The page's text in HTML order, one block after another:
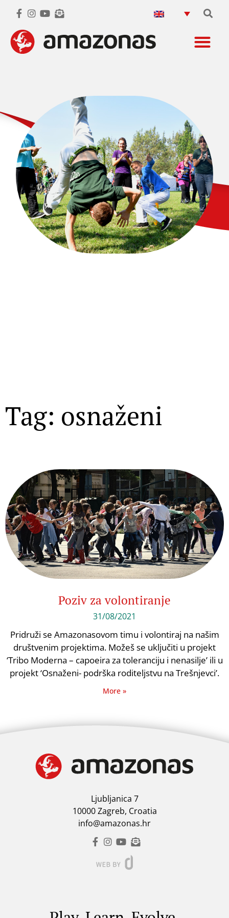
Tag: osnaženi
Poziv za volontiranje
31/08/2021
Pridruži se Amazonasovom timu i volontiraj na našim
društvenim projektima. Možeš se uključiti u projekt
‘Tribo Moderna – capoeira za toleranciju i nenasilje’ ili u
projekt ‘Osnaženi- podrška roditeljstvu na Trešnjevci’.
More »
Ljubljanica 7
10000 Zagreb, Croatia
info@amazonas.hr